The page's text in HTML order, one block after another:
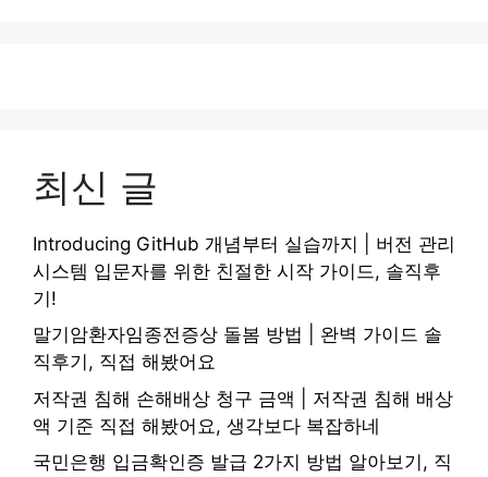
최신 글
Introducing GitHub 개념부터 실습까지 | 버전 관리
시스템 입문자를 위한 친절한 시작 가이드, 솔직후
기!
말기암환자임종전증상 돌봄 방법 | 완벽 가이드 솔
직후기, 직접 해봤어요
저작권 침해 손해배상 청구 금액 | 저작권 침해 배상
액 기준 직접 해봤어요, 생각보다 복잡하네
국민은행 입금확인증 발급 2가지 방법 알아보기, 직